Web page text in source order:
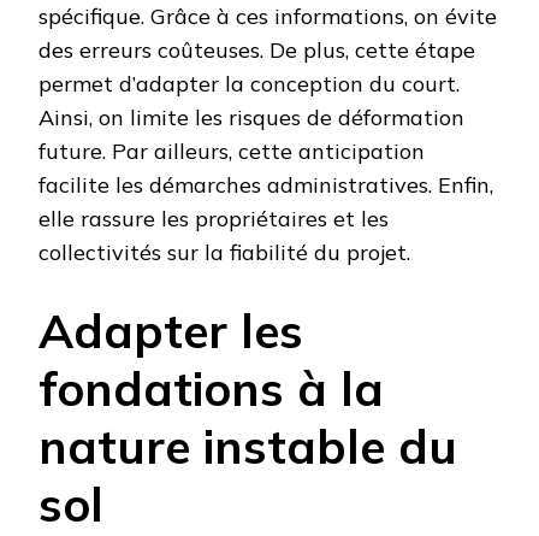
spécifique. Grâce à ces informations, on évite
des erreurs coûteuses. De plus, cette étape
permet d’adapter la conception du court.
Ainsi, on limite les risques de déformation
future. Par ailleurs, cette anticipation
facilite les démarches administratives. Enfin,
elle rassure les propriétaires et les
collectivités sur la fiabilité du projet.
Adapter les
fondations à la
nature instable du
sol